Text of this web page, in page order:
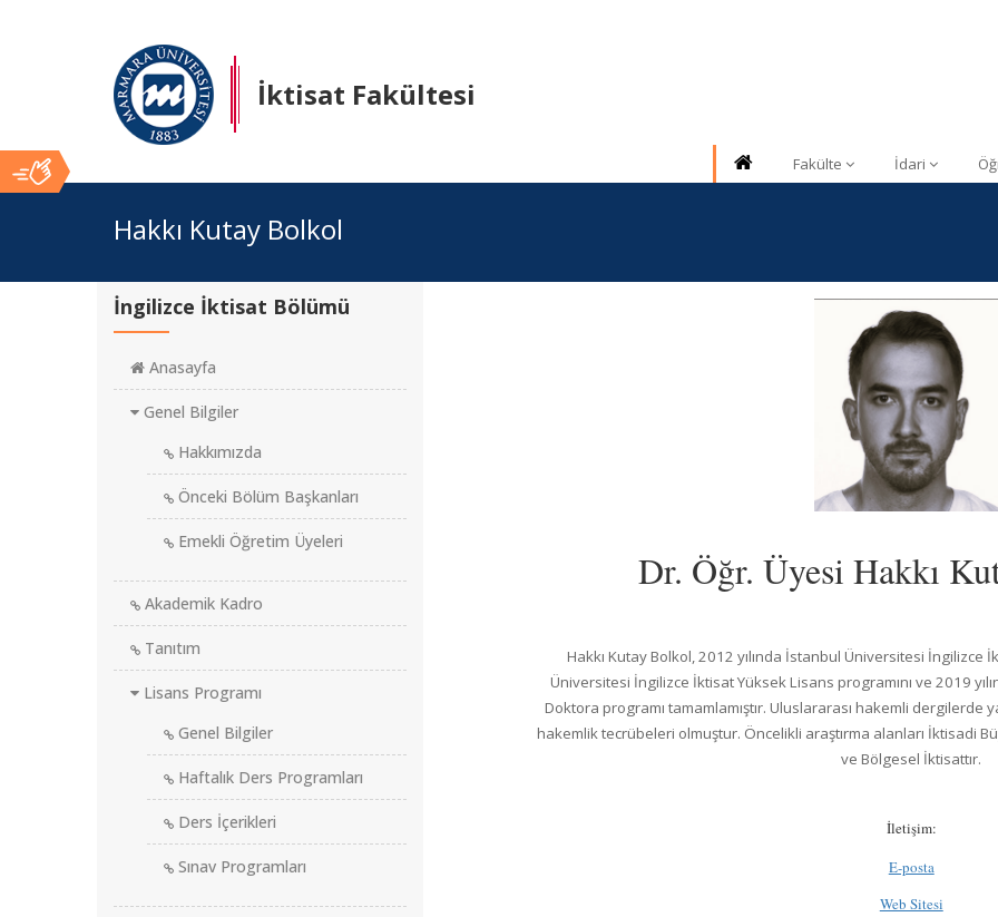
İktisat Fakültesi
Fakülte İdari
İçerik
Hakkı Kutay Bolkol
Dr. Öğr. Üyesi Hakkı
Hakkı Kutay Bolkol, 2012 yılında İstanbul Üniversitesi İngilizce
Üniversitesi İngilizce İktisat Yüksek Lisans programını ve 2019
Doktora programı tamamlamıştır. Uluslararası hakemli dergilerde
hakemlik tecrübeleri olmuştur. Öncelikli araştırma alanları İktisadi
ve Bölgesel İktisattır.
İletişim:
E-posta
Web Sitesi
İngilizce İktisat Bölümü
Anasayfa
Genel Bilgiler
Hakkımızda
Önceki Bölüm Başkanları
Emekli Öğretim Üyeleri
Akademik Kadro
Tanıtım
Lisans Programı
Genel Bilgiler
Haftalık Ders Programları
Ders İçerikleri
Sınav Programları